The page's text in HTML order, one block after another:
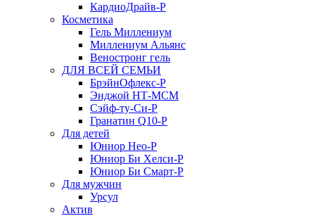
КардиоДрайв-Р
Косметика
Гель Миллениум
Миллениум Альянс
Веностронг гель
ДЛЯ ВСЕЙ СЕМЬИ
БрэйнОфлекс-Р
Энджой НТ-МСМ
Сэйф-ту-Си-Р
Гранатин Q10-Р
Для детей
Юниор Нео-Р
Юниор Би Хелси-Р
Юниор Би Смарт-Р
Для мужчин
Урсул
Актив